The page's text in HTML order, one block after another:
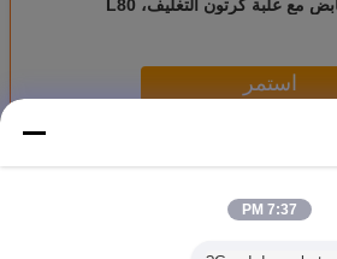
النابض مع علبة كرتون التغليف، L80
استمر
7:37 PM